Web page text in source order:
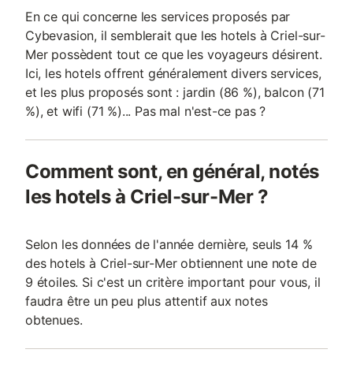
En ce qui concerne les services proposés par
Cybevasion, il semblerait que les hotels à Criel-sur-
Mer possèdent tout ce que les voyageurs désirent.
Ici, les hotels offrent généralement divers services,
et les plus proposés sont : jardin (86 %), balcon (71
%), et wifi (71 %)... Pas mal n'est-ce pas ?
Comment sont, en général, notés
les hotels à Criel-sur-Mer ?
Selon les données de l'année dernière, seuls 14 %
des hotels à Criel-sur-Mer obtiennent une note de
9 étoiles. Si c'est un critère important pour vous, il
faudra être un peu plus attentif aux notes
obtenues.